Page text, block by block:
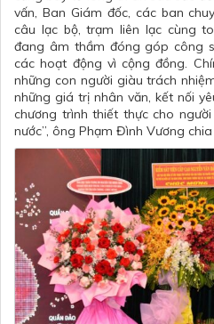
vấn, Ban Giám đốc, các ban
câu lạc bộ, trạm liên lạc cùng
đang âm thầm đóng góp công
các hoạt động vì cộng đồng.
những con người giàu trách
những giá trị nhân văn, kết nối
chương trình thiết thực cho
nước”, ông Phạm Đình Vương chia